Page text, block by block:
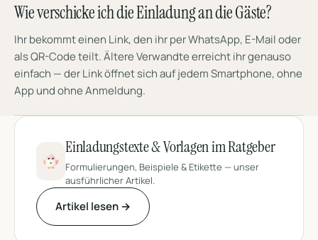
Wie verschicke ich die Einladung an die Gäste?
Ihr bekommt einen Link, den ihr per WhatsApp, E-Mail oder
als QR-Code teilt. Ältere Verwandte erreicht ihr genauso
einfach — der Link öffnet sich auf jedem Smartphone, ohne
App und ohne Anmeldung.
Einladungstexte & Vorlagen im Ratgeber
Formulierungen, Beispiele & Etikette — unser
ausführlicher Artikel.
Artikel lesen →